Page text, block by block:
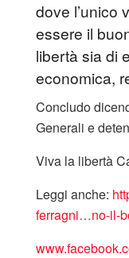
dove l’unico
essere il
libertà sia di
economica,
Concludo
Generali e
Viva la libertà
Leggi anche:
ferragni…no-il-